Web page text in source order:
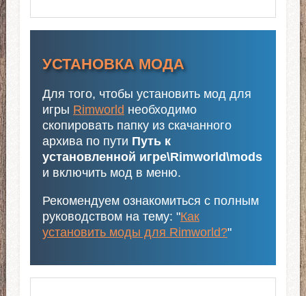
УСТАНОВКА МОДА
Для того, чтобы установить мод для
игры Rimworld необходимо
скопировать папку из скачанного
архива по пути Путь к
установленной игре\Rimworld\mods
и включить мод в меню.
Рекомендуем ознакомиться с полным
руководством на тему: "Как
установить моды для Rimworld?"